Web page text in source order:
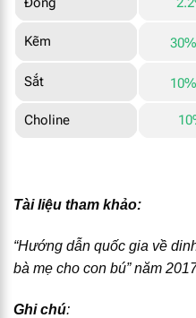
Kẽm 30%
Sắt 10%
Choline
Tài liệu tham khảo:
“Hướng dẫn quốc gia về
bà mẹ cho con bú” năm
Ghi chú: